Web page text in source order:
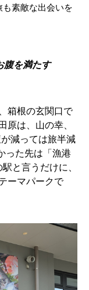
素敵な出会いを
を満たす
箱根の玄関口で
原は、山の幸、
減っては旅半減
った先は「漁港
と言うだけに、
ーマパークで